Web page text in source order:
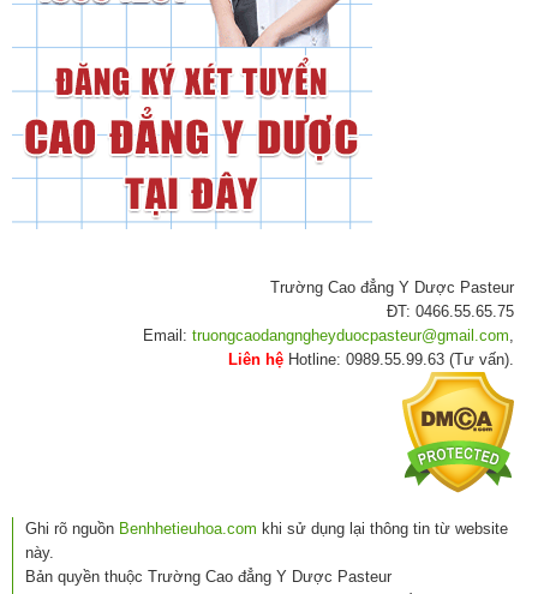
Trường Cao đẳng Y Dược Pasteur
ĐT: 0466.55.65.75
Email: truongcaodangngheyduocpasteur@gmail.com
Liên hệ Hotline: 0989.55.99.63 (Tư vấn).
Ghi rõ nguồn Benhhetieuhoa.com khi sử dụng lại thông tin từ website
này.
Bản quyền thuộc Trường Cao đẳng Y Dược Pasteur